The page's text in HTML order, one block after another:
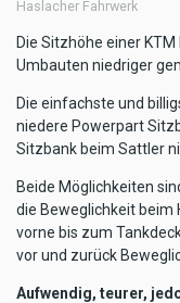
Haslacher Fahrwerk
Die Sitzhöhe einer
Umbauten niedriger
Die einfachste und
niedere Powerpart
Sitzbank beim Sattler
Beide Möglichkeiten
die Beweglichkeit beim
vorne bis zum
vor und zurück
Aufwendig, teurer,